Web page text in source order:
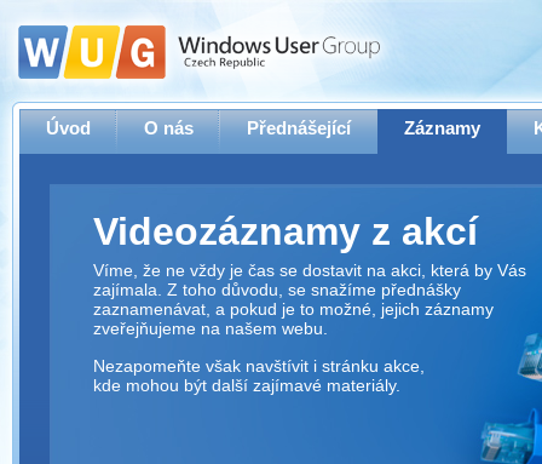
Úvod O nás Přednášející Záznamy
Videozáznamy z akcí
Víme, že ne vždy je čas se dostavit na akci, která by Vás
zajímala. Z toho důvodu, se snažíme přednášky
zaznamenávat, a pokud je to možné, jejich záznamy
zveřejňujeme na našem webu.
Nezapomeňte však navštívit i stránku akce,
kde mohou být další zajímavé materiály.